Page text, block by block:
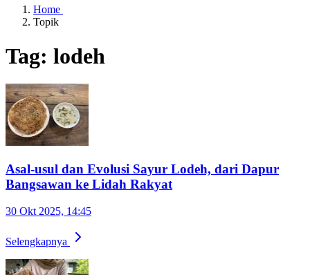
Home
Topik
Tag: lodeh
Asal-usul dan Evolusi Sayur Lodeh, dari Dapur
Bangsawan ke Lidah Rakyat
30 Okt 2025, 14:45
Selengkapnya